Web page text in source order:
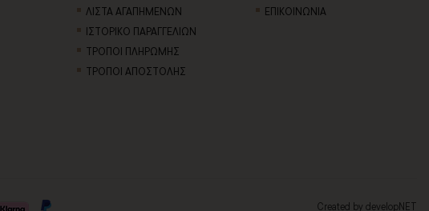
ΛΙΣΤΑ ΑΓΑΠΗΜΕΝΩΝ
ΙΣΤΟΡΙΚΟ ΠΑΡΑΓΓΕΛΙΩΝ
ΤΡΟΠΟΙ ΠΛΗΡΩΜΗΣ
ΤΡΟΠΟΙ ΑΠΟΣΤΟΛΗΣ
ΕΠΙΚΟΙΝΩΝΙΑ
Created by developNET